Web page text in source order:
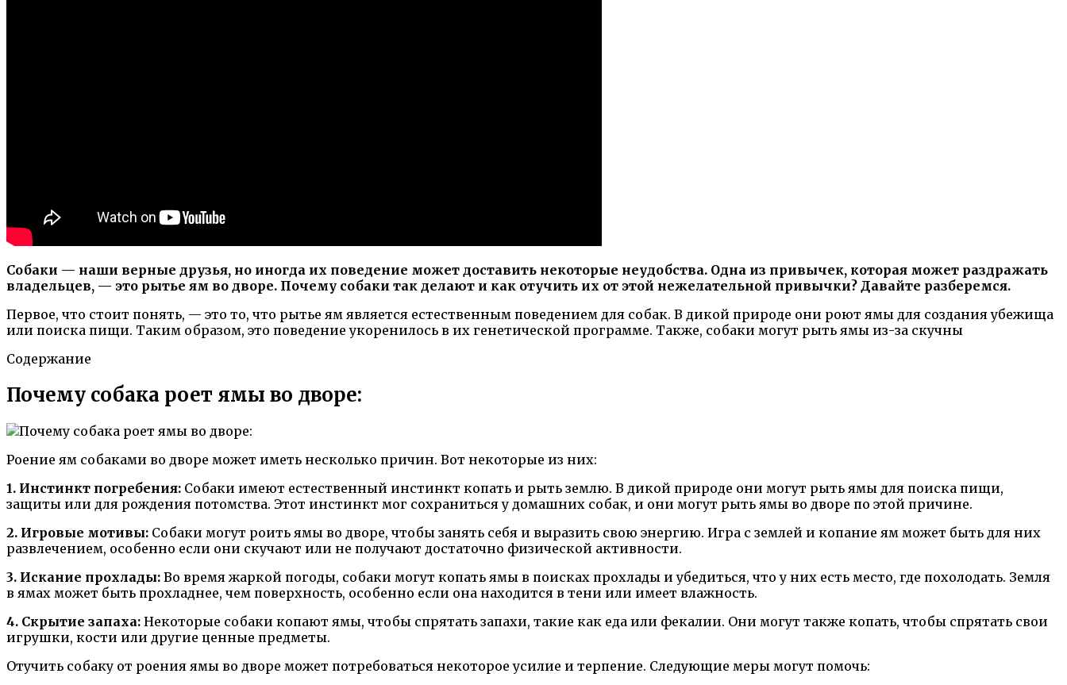
Собаки — наши верные друзья, но иногда их поведение может доставить некоторые неудобства. Одна из привычек, которая может раздражать
владельцев, — это рытье ям во дворе. Почему собаки так делают и как отучить их от этой нежелательной привычки? Давайте разберемся.
Первое, что стоит понять, — это то, что рытье ям является естественным поведением для собак. В дикой природе они роют ямы для создания убежища
или поиска пищи. Таким образом, это поведение укоренилось в их генетической программе. Также, собаки могут рыть ямы из-за скучны
Содержание
Почему собака роет ямы во дворе:
Роение ям собаками во дворе может иметь несколько причин. Вот некоторые из них:
1. Инстинкт погребения: Собаки имеют естественный инстинкт копать и рыть землю. В дикой природе они могут рыть ямы для поиска пищи,
защиты или для рождения потомства. Этот инстинкт мог сохраниться у домашних собак, и они могут рыть ямы во дворе по этой причине.
2. Игровые мотивы: Собаки могут роить ямы во дворе, чтобы занять себя и выразить свою энергию. Игра с землей и копание ям может быть для них
развлечением, особенно если они скучают или не получают достаточно физической активности.
3. Искание прохлады: Во время жаркой погоды, собаки могут копать ямы в поисках прохлады и убедиться, что у них есть место, где похолодать. Земля
в ямах может быть прохладнее, чем поверхность, особенно если она находится в тени или имеет влажность.
4. Скрытие запаха: Некоторые собаки копают ямы, чтобы спрятать запахи, такие как еда или фекалии. Они могут также копать, чтобы спрятать свои
игрушки, кости или другие ценные предметы.
Отучить собаку от роения ямы во дворе может потребоваться некоторое усилие и терпение. Следующие меры могут помочь: